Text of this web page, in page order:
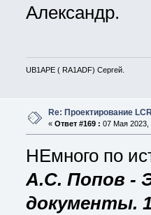
Александр.
UB1APE ( RA1ADF) Сергей.
Re: Проектирование
« Ответ #169 : 07 Мая 2023,
НЕмного по
А.С. Попов -
документы.